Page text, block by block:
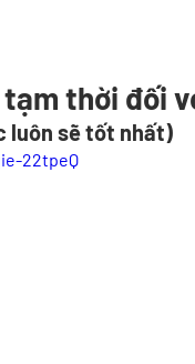
tạm thời đối
luôn sẽ tốt nhất)
22tpeQ